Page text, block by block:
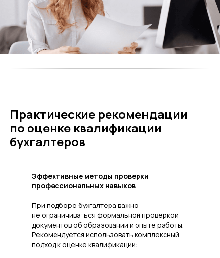
Практические рекомендации
по оценке квалификации
бухгалтеров
Эффективные методы проверки
профессиональных навыков
При подборе бухгалтера важно
не ограничиваться формальной проверкой
документов об образовании и опыте работы.
Рекомендуется использовать комплексный
подход к оценке квалификации: